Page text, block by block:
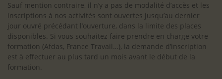
Sauf mention contraire, il n’y a pas de modalité d’accès et les
inscriptions à nos activités sont ouvertes jusqu’au dernier
jour ouvré précédant l’ouverture, dans la limite des places
disponibles. Si vous souhaitez faire prendre en charge votre
formation (Afdas, France Travail…), la demande d’inscription
est à effectuer au plus tard un mois avant le début de la
formation.